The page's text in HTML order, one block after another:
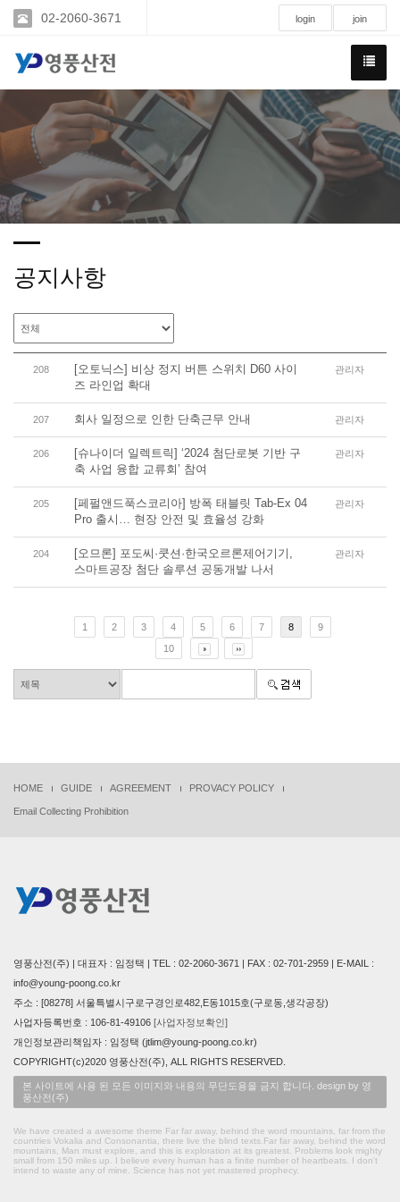
02-2060-3671 login join
공지사항
208
[오토닉스] 비상 정지 버튼 스위치 D60 사이
즈 라인업 확대
관리자
207 회사 일정으로 인한 단축근무 안내 관리자
206
[슈나이더 일렉트릭] ‘2024 첨단로봇 기반 구
축 사업 융합 교류회’ 참여
관리자
205
[페펄앤드푹스코리아] 방폭 태블릿 Tab-Ex 04
Pro 출시… 현장 안전 및 효율성 강화
관리자
204
[오므론] 포도씨·쿳션·한국오르론제어기기,
스마트공장 첨단 솔루션 공동개발 나서
관리자
1 2 3 4 5 6 7 8
9
10
HOME GUIDE AGREEMENT PROVACY POLICY
Email Collecting Prohibition
영풍산전(주) | 대표자 : 임정택 | TEL : 02-2060-3671 | FAX : 02-701-2959 | E-MAIL :
info@young-poong.co.kr
주소 : [08278] 서울특별시구로구경인로482,E동1015호(구로동,생각공장)
사업자등록번호 : 106-81-49106 [사업자정보확인]
개인정보관리책임자 : 임정택 (jtlim@young-poong.co.kr)
COPYRIGHT(c)2020 영풍산전(주), ALL RIGHTS RESERVED.
본 사이트에 사용 된 모든 이미지와 내용의 무단도용을 금지 합니다. design by 영
풍산전(주)
We have created a awesome theme Far far away, behind the word mountains, far from the
countries Vokalia and Consonantia, there live the blind texts.Far far away, behind the word
mountains, Man must explore, and this is exploration at its greatest. Problems look mighty
small from 150 miles up. I believe every human has a finite number of heartbeats. I don't
intend to waste any of mine. Science has not yet mastered prophecy.